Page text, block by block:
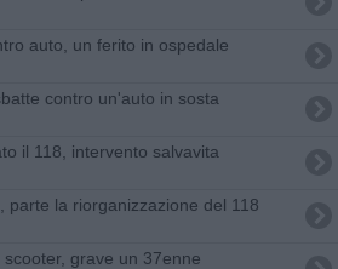
auto, un ferito in ospedale
contro un'auto in sosta
il 118, intervento salvavita
parte la riorganizzazione del 118
scooter, grave un 37enne